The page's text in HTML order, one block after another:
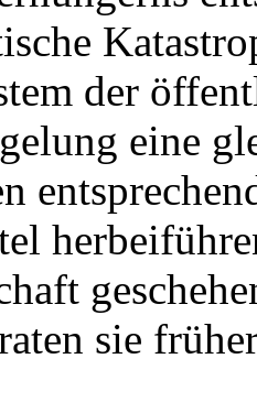
der
eine
sie